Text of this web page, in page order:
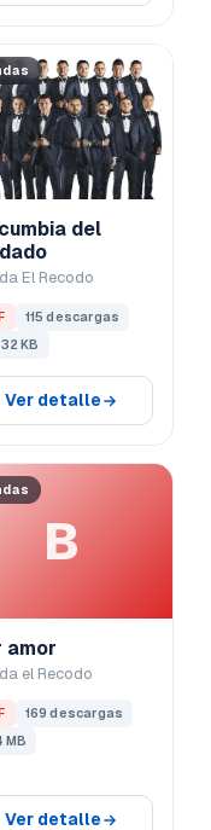
del
El Recodo
115 descargas
KB
Ver detalle
B
amor
el Recodo
169 descargas
MB
Ver detalle